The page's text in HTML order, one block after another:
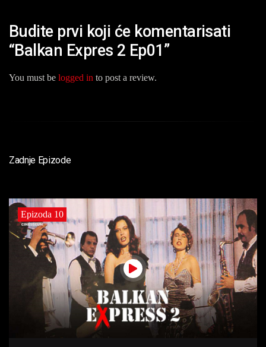
Budite prvi koji će komentarisati
“Balkan Expres 2 Ep01”
You must be logged in to post a review.
Zadnje Epizode
Epizoda 10